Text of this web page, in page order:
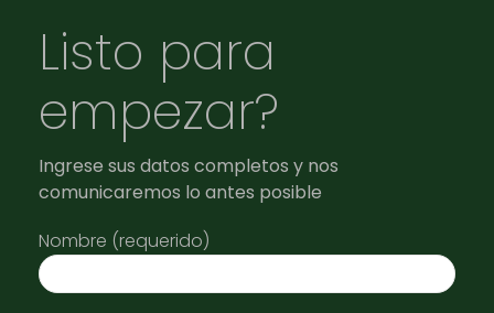
Listo para
empezar?
Ingrese sus datos completos y nos
comunicaremos lo antes posible
Nombre (requerido)